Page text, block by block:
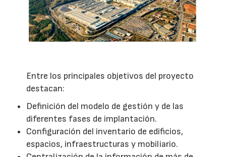
Entre los principales objetivos del proyecto
destacan:
Definición del modelo de gestión y de las
diferentes fases de implantación.
Configuración del inventario de edificios,
espacios, infraestructuras y mobiliario.